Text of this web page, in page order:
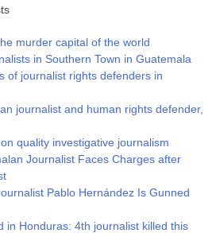
murder capital of the world
in Southern Town in Guatemala
of journalist rights defenders in
journalist and human rights defender,
quality investigative journalism
Journalist Faces Charges after
Pablo Hernández Is Gunned
in Honduras: 4th journalist killed this